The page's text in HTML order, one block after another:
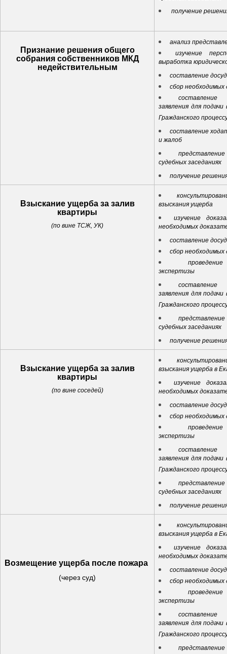
получение
Признание решения общего
собрания собственников МКД
недействительным
анализ
изучение
выработка
составление
сбор необходимых
составление
заявления для
Гражданского
составление
и жалоб
судебных заседаниях
получение
Взыскание ущерба за залив
квартиры
(по вине ТСЖ, УК)
взыскания ущерба
изучение
необходимых
составление
сбор необходимых
экспертизы
составление
заявления для
Гражданского
судебных заседаниях
получение
Взыскание ущерба за залив
квартиры
(по вине соседей)
взыскания ущерба в
изучение
необходимых
составление
сбор необходимых
экспертизы
составление
заявления для
Гражданского
судебных заседаниях
получение
Возмещение ущерба после пожара
(через суд)
взыскания ущерба в
изучение
необходимых
составление
сбор необходимых
экспертизы
составление
заявления для
Гражданского